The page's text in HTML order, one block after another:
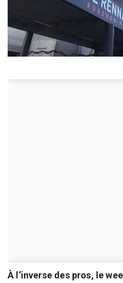
À l’inverse des pros, le